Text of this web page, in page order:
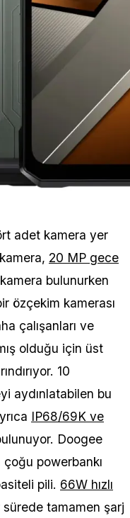
adet kamera yer
20 MP gece
bulunurken
özçekim kamerası
çalışanları ve
olduğu için üst
10
aydınlatabilen bu
IP68/69K ve
Doogee
powerbankı
pili. 66W hızlı
tamamen şarj